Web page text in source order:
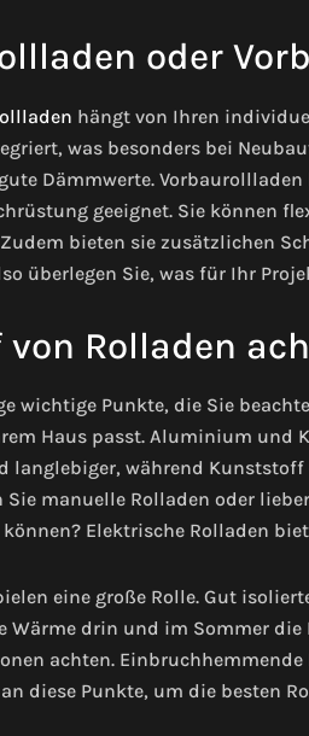
oder
hängt von Ihren
was besonders bei
Dämmwerte. Vorbaurollladen
geeignet. Sie können
bieten sie zusätzlichen
überlegen Sie, was für Ihr
Rolladen
wichtige Punkte, die Sie
Haus passt. Aluminium und
langlebiger, während
manuelle Rolladen oder
Elektrische Rolladen
eine große Rolle. Gut
Wärme drin und im Sommer
achten. Einbruchhemmende
diese Punkte, um die besten